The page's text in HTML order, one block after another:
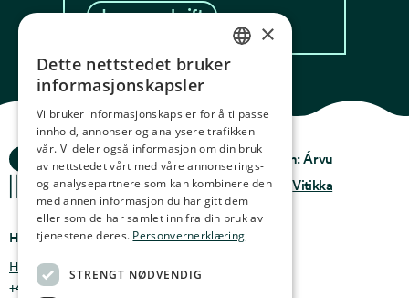
Les oppskrift
Ocean Stories
Hvor finner du oss
Holmen 4b, 9750 Honningsvåg, Norge
+47 47 99 00 95
Privacy & Policy
Terms & conditions
Design:Árvu
Kode:Vitikka
NORWEGIAN
GERMAN
FRENCH
SPANISH
FINNISH
×
Dette nettstedet bruker
informasjonskapsler
Vi bruker informasjonskapsler for å tilpasse
innhold, annonser og analysere trafikken
vår. Vi deler også informasjon om din bruk
av nettstedet vårt med våre annonserings-
og analysepartnere som kan kombinere den
med annen informasjon du har gitt dem
eller som de har samlet inn fra din bruk av
tjenestene deres. Personvernerklæring
STRENGT NØDVENDIG